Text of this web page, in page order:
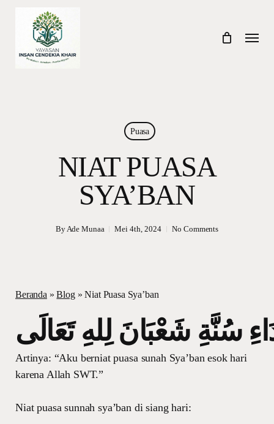
content
Menu
Puasa
NIAT PUASA
SYA’BAN
ByAde Munaa Mei 4th, 2024 No Comments
Beranda »Blog»Niat Puasa Sya’ban
سُنَّةِ شَعْبَانَ لِلهِ تَعَالَى
Artinya: “Aku berniat puasa sunah Sya’ban esok hari
karena Allah SWT.”
Niat puasa sunnah sya’ban di siang hari: